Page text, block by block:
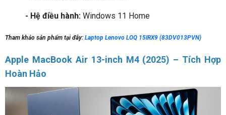
- Hệ điều hành: Windows 11 Home
Tham khảo sản phẩm tại đây: Laptop Lenovo LOQ 15IRX9 (83DV013PVN)
Apple MacBook Air 13-inch M4 (2025) – Tích Hợp
Hoàn Hảo